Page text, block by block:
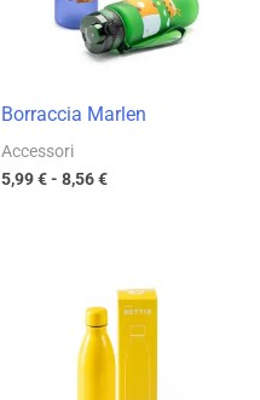
Borraccia Marlen
Accessori
5,99€- 8,56€
prezzo:
da
4,67 €
a